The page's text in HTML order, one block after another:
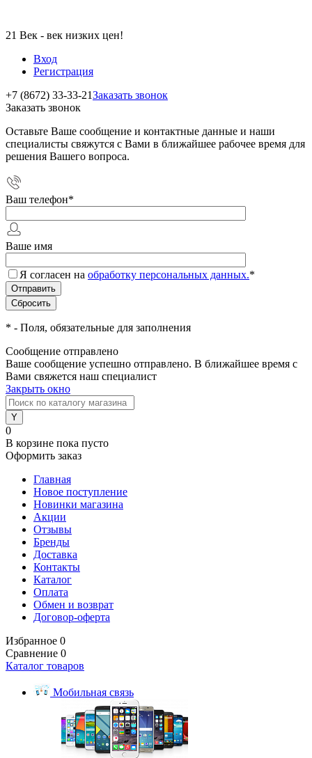
21 Век - век низких цен!
Вход
Регистрация
+7 (8672) 33-33-21Заказать звонок
Заказать звонок
Оставьте Ваше сообщение и контактные данные и наши
специалисты свяжутся с Вами в ближайшее рабочее время для
решения Вашего вопроса.
Ваш телефон*
Ваше имя
Я согласен на обработку персональных данных.*
* - Поля, обязательные для заполнения
Сообщение отправлено
Ваше сообщение успешно отправлено. В ближайшее время с
Вами свяжется наш специалист
Закрыть окно
0
В корзине пока пусто
Оформить заказ
Главная
Новое поступление
Новинки магазина
Акции
Отзывы
Бренды
Доставка
Контакты
Каталог
Оплата
Обмен и возврат
Договор-оферта
Избранное 0
Сравнение 0
Каталог товаров
Мобильная связь